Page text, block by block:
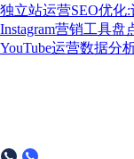
独立站运营SEO优化
Instagram营销工具盘
YouTube运营数据分